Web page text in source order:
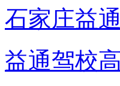
石家庄益
益通驾校